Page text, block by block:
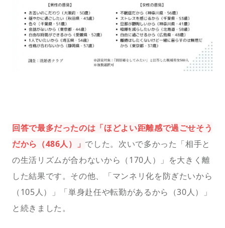
回答で最多だったのは「ほどよい距離感で過ごせそう
だから（486人）」 でした。次いで多かった「相手と
の生活リズムが合わないから（170人）」を大きく離
した結果です。その他、「マンネリ化を防ぎたいから
（105人）」「単身赴任や転勤があるから（30人）」
と続きました。